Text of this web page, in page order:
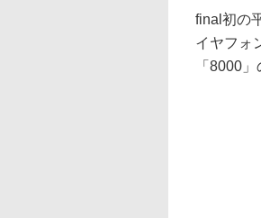
final初の
イヤフォ
「8000